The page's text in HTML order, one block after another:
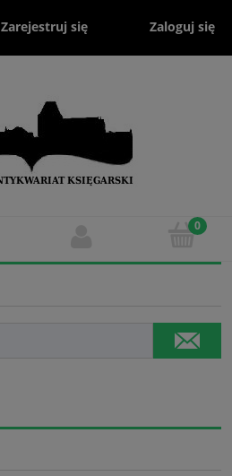
Zarejestruj się Zaloguj się